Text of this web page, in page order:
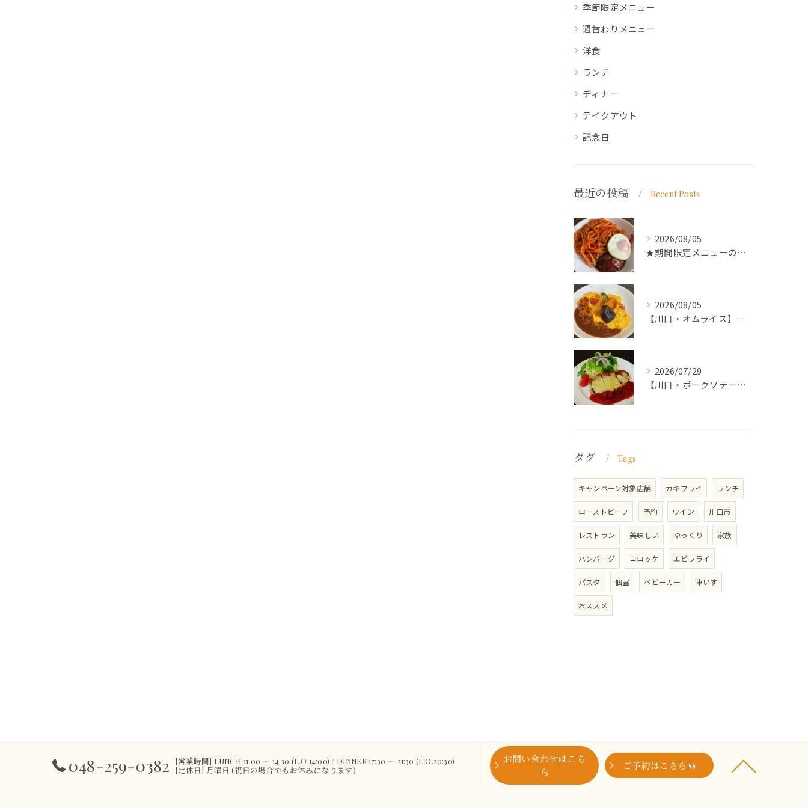
季節限定メニュー
週替わりメニュー
洋食
ランチ
ディナー
テイクアウト
記念日
最近の投稿 Recent Posts
2026/08/05
★期間限定メニューのご案内★
2026/08/05
【川口・オムライス】ランチ・ディナーにおススメの週替わりメニ...
2026/07/29
【川口・ポークソテー】ランチ・ディナーにおススメの週替わりメ...
タグ Tags
キャンペーン対象店舗 カキフライ ランチ
ローストビーフ 予約 ワイン 川口市
レストラン 美味しい ゆっくり 家族
ハンバーグ コロッケ エビフライ
パスタ 個室 ベビーカー 車いす
おススメ
048-259-0382
[営業時間] LUNCH 11:00 ～ 14:30 (L.O.14:00) / DINNER 17:30 ～ 21:30 (L.O.20:30)
[定休日] 月曜日 (祝日の場合でもお休みになります)
お問い合わせはこち
ら
ご予約はこちら